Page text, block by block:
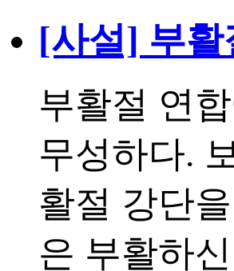
[사설] 부활
부활절 연
무성하다.
활절 강단
은 부활하